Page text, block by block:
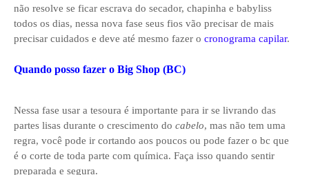
não resolve se ficar escrava do secador, chapinha e babyliss
todos os dias, nessa nova fase seus fios vão precisar de mais
precisar cuidados e deve até mesmo fazer o cronograma capilar.
Quando posso fazer o Big Shop (BC)
Nessa fase usar a tesoura é importante para ir se livrando das
partes lisas durante o crescimento do cabelo, mas não tem uma
regra, você pode ir cortando aos poucos ou pode fazer o bc que
é o corte de toda parte com química. Faça isso quando sentir
preparada e segura.